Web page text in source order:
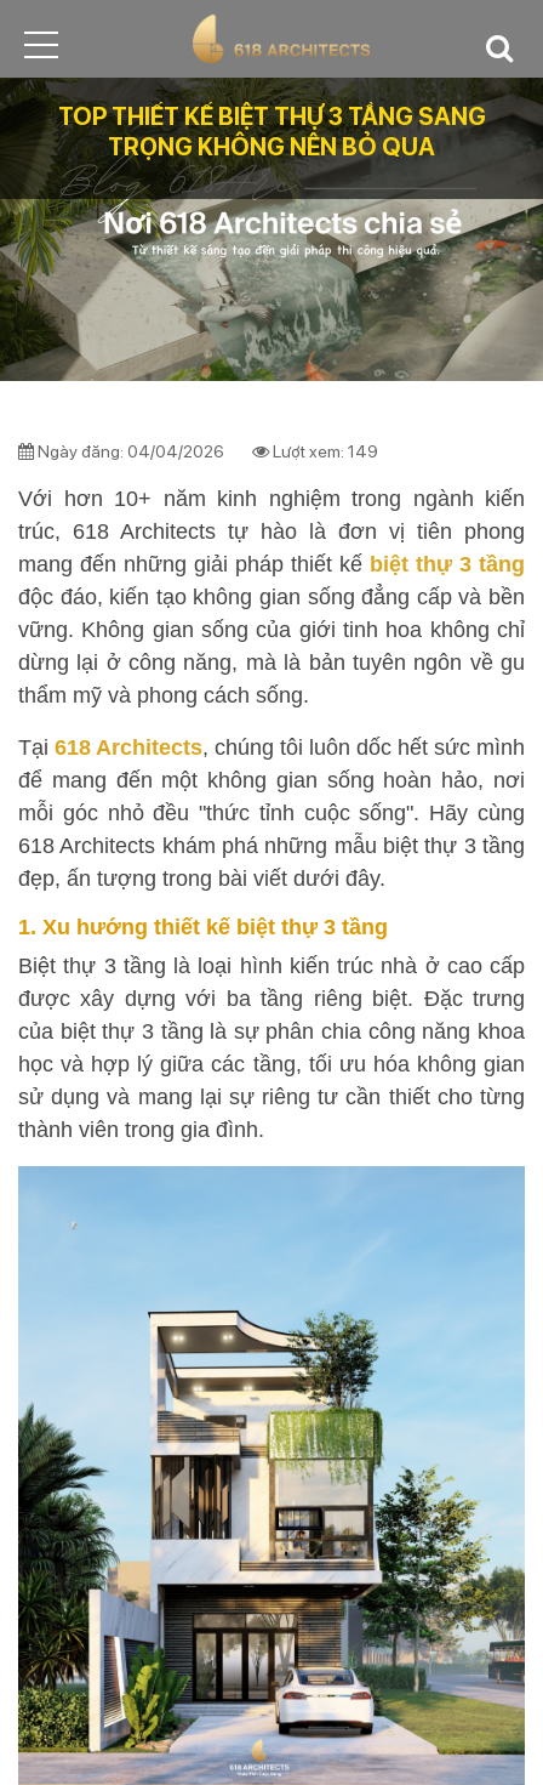
TOP THIẾT KẾ BIỆT THỰ 3 TẦNG SANG
TRỌNG KHÔNG NÊN BỎ QUA
Ngày đăng: 04/04/2026 Lượt xem: 149
Với hơn 10+ năm kinh nghiệm trong ngành kiến
trúc, 618 Architects tự hào là đơn vị tiên phong
mang đến những giải pháp thiết kế biệt thự 3 tầng
độc đáo, kiến tạo không gian sống đẳng cấp và bền
vững. Không gian sống của giới tinh hoa không chỉ
dừng lại ở công năng, mà là bản tuyên ngôn về gu
thẩm mỹ và phong cách sống.
Tại 618 Architects, chúng tôi luôn dốc hết sức mình
để mang đến một không gian sống hoàn hảo, nơi
mỗi góc nhỏ đều "thức tỉnh cuộc sống". Hãy cùng
618 Architects khám phá những mẫu biệt thự 3 tầng
đẹp, ấn tượng trong bài viết dưới đây.
1. Xu hướng thiết kế biệt thự 3 tầng
Biệt thự 3 tầng là loại hình kiến trúc nhà ở cao cấp
được xây dựng với ba tầng riêng biệt. Đặc trưng
của biệt thự 3 tầng là sự phân chia công năng khoa
học và hợp lý giữa các tầng, tối ưu hóa không gian
sử dụng và mang lại sự riêng tư cần thiết cho từng
thành viên trong gia đình.